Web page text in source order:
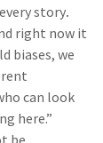
story.
right now it
biases, we
can look
here.”
be